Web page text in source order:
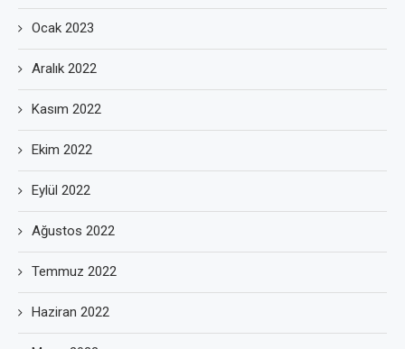
Ocak 2023
Aralık 2022
Kasım 2022
Ekim 2022
Eylül 2022
Ağustos 2022
Temmuz 2022
Haziran 2022